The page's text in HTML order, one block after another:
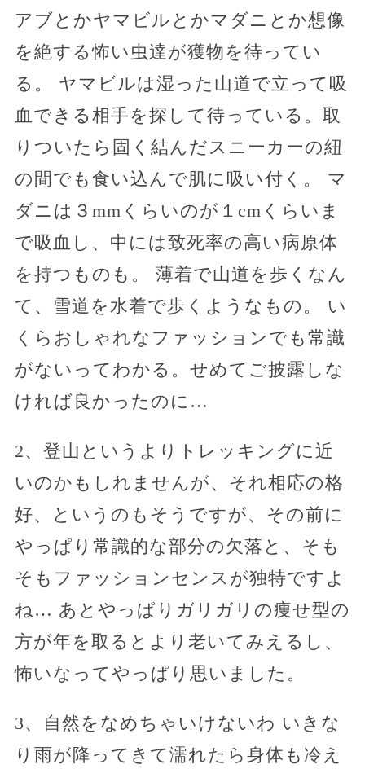
アブとかヤマビルとかマダニとか想像
を絶する怖い虫達が獲物を待ってい
る。 ヤマビルは湿った山道で立って吸
血できる相手を探して待っている。取
りついたら固く結んだスニーカーの紐
の間でも食い込んで肌に吸い付く。 マ
ダニは３mmくらいのが１cmくらいま
で吸血し、中には致死率の高い病原体
を持つものも。 薄着で山道を歩くなん
て、雪道を水着で歩くようなもの。 い
くらおしゃれなファッションでも常識
がないってわかる。せめてご披露しな
ければ良かったのに…
2、登山というよりトレッキングに近
いのかもしれませんが、それ相応の格
好、というのもそうですが、その前に
やっぱり常識的な部分の欠落と、そも
そもファッションセンスが独特ですよ
ね… あとやっぱりガリガリの痩せ型の
方が年を取るとより老いてみえるし、
怖いなってやっぱり思いました。
3、自然をなめちゃいけないわ いきな
り雨が降ってきて濡れたら身体も冷え